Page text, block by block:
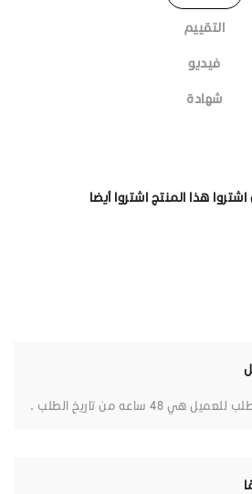
التقييم
فيديو
شهادة
اشتروا هذا المنتج اشتروا أيضا
ساعه من تاريخ الطلب .